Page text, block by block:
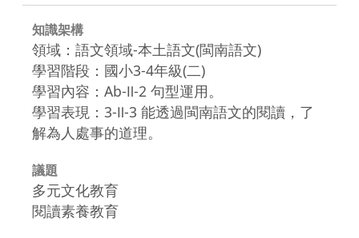
知識架構
領域：語文領域-本土語文(閩南語文)
學習階段：國小3-4年級(二)
學習內容：Ab-Ⅱ-2 句型運用。
學習表現：3-Ⅱ-3 能透過閩南語文的閱讀，了
解為人處事的道理。
議題
多元文化教育
閱讀素養教育